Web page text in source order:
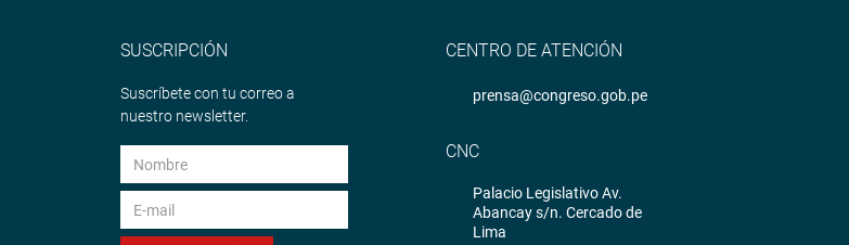
SUSCRIPCIÓN
Suscríbete con tu correo a
nuestro newsletter.
CENTRO DE ATENCIÓN
prensa@congreso.gob.pe
CNC
Palacio Legislativo Av.
Abancay s/n. Cercado de
Lima